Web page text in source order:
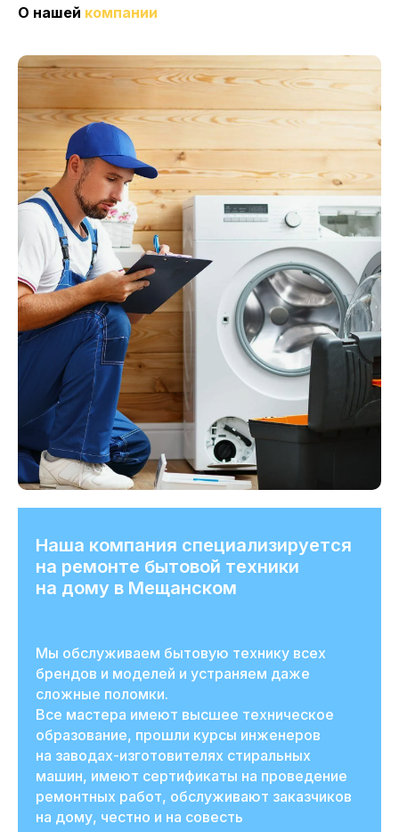
О нашей компании
Наша компания специализируется
на ремонте бытовой техники
на дому в Мещанском
Мы обслуживаем бытовую технику всех
брендов и моделей и устраняем даже
сложные поломки.
Все мастера имеют высшее техническое
образование, прошли курсы инженеров
на заводах-изготовителях стиральных
машин, имеют сертификаты на проведение
ремонтных работ, обслуживают заказчиков
на дому, честно и на совесть